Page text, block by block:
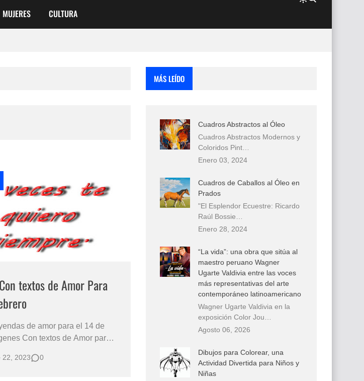
MUJERES CULTURA
textos de Amor Para
de amor para el 14 de
Con textos de Amor para
Frases de amor con textos de
22, 2023 0
MÁS LEÍDO
Cuadros Abstractos al Óleo
Cuadros Abstractos Modernos y
Coloridos Pint…
Enero 03, 2024
Cuadros de Caballos al Óleo en
Prados
"El Esplendor Ecuestre: Ricardo
Raúl Bossie…
Enero 28, 2024
“La vida”: una obra que sitúa al
maestro peruano Wagner
Ugarte Valdivia entre las voces
más representativas del arte
contemporáneo latinoamericano
Wagner Ugarte Valdivia en la
exposición Color Jou…
Agosto 06, 2026
Dibujos para Colorear, una
Actividad Divertida para Niños y
Niñas